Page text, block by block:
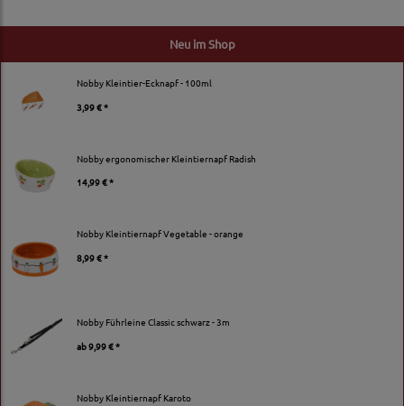
Neu im Shop
Nobby Kleintier-Ecknapf - 100ml
3,99 € *
Nobby ergonomischer Kleintiernapf Radish
14,99 € *
Nobby Kleintiernapf Vegetable - orange
8,99 € *
Nobby Führleine Classic schwarz - 3m
ab9,99 € *
Nobby Kleintiernapf Karoto